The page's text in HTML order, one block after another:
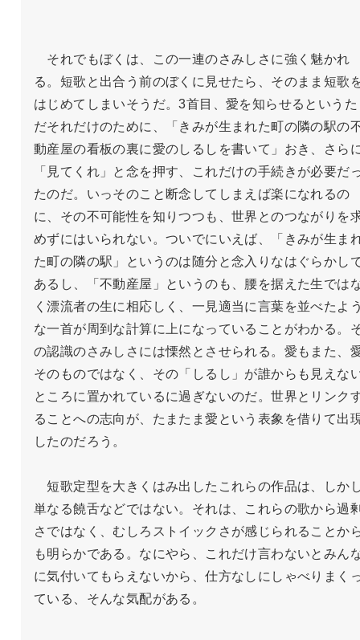
それでもぼくは、この一連のさみしさに強く魅かれ
る。短歌と出合う前のぼくに見せたら、そのまま短歌
はじめてしまいそうだ。3首目、愛を知らせるというた
だそれだけのために、「きみが生まれた町の隣の駅の
動産屋の看板の裏に愛のしるしを書いて」おき、さら
「見てくれ」と念を押す、これだけの手続きが必要だ
たのだ。いっそのこと断念してしまえば楽になれるの
に、その不可能性を知りつつも、世界とのつながりを
めずにはいられない。ついでにいえば、「きみが生ま
た町の隣の駅」というのは随分と念入りなはぐらかし
あるし、「不動産屋」というのも、腰を据えた生では
く漂流者の生に相応しく、一見適当に言葉を並べたよ
な一首が周到な計算に上になっていることがわかる。
の認識のさみしさには慄然とさせられる。愛もまた、
そのものではなく、その「しるし」が誰からも見えな
ところに置かれているに過ぎないのだ。世界とリンク
ることへの志向が、たまたま愛という表象を借りて出
したのだろう。
短歌定型を大きくはみ出したこれらの作品は、しか
単なる饒舌などではない。それは、これらの歌から過
さではなく、むしろストイックさが感じられることか
も明らかである。なにやら、これだけ言わないとみん
に気付いてもらえないから、仕方なしにしゃべりまく
ている、そんな気配がある。